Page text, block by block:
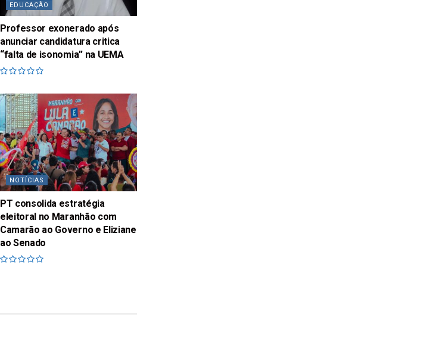
EDUCAÇÃO
Professor exonerado após
anunciar candidatura critica
“falta de isonomia” na UEMA
NOTÍCIAS
PT consolida estratégia
eleitoral no Maranhão com
Camarão ao Governo e Eliziane
ao Senado